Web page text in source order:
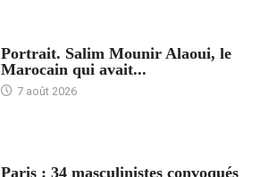
Portrait. Salim Mounir Alaoui, le
Marocain qui avait...
7 août 2026
Paris : 34 masculinistes convoqués